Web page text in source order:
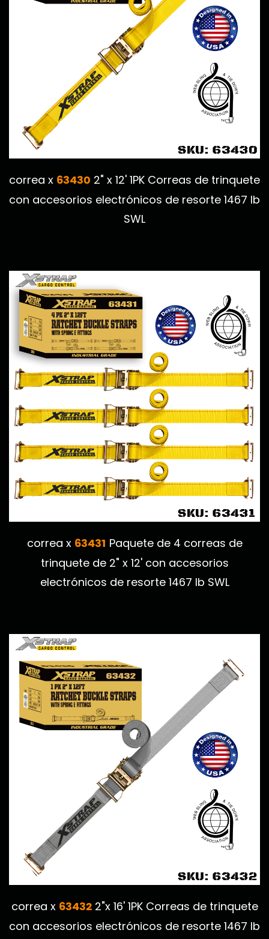
correa x 63430 2" x 12' 1PK Correas de trinquete
con accesorios electrónicos de resorte 1467 lb
SWL
correa x 63431 Paquete de 4 correas de
trinquete de 2" x 12' con accesorios
electrónicos de resorte 1467 lb SWL
correa x 63432 2"x 16' 1PK Correas de trinquete
con accesorios electrónicos de resorte 1467 lb